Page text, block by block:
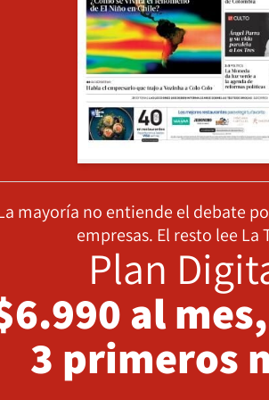
mayoría no entiende el debate
empresas. El resto lee La
Plan
al
3 primeros